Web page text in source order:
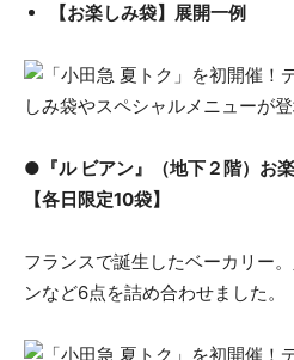
【お楽しみ袋】展開一例
●『ル ビアン』（地下２階）お
【各日限定10袋】
フランスで誕生したベーカリー
ンなど6点を詰め合わせました。